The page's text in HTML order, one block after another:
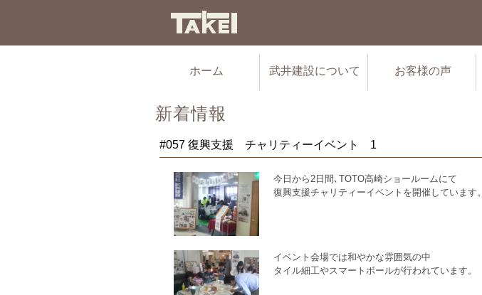
ホーム 武井建設について お客様の声
新着情報
#057 復興支援 チャリティーイベント 1
今日から2日間､TOTO高崎ショールームにて
復興支援チャリティーイベントを開催しています。
イベント会場では和やかな雰囲気の中
タイル細工やスマートボールが行われています。